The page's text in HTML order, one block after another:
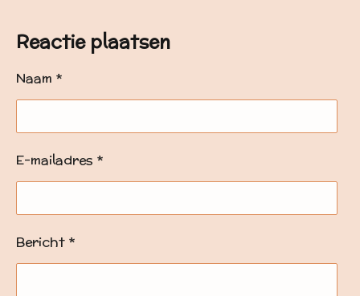
Reactie plaatsen
Naam *
E-mailadres *
Bericht *